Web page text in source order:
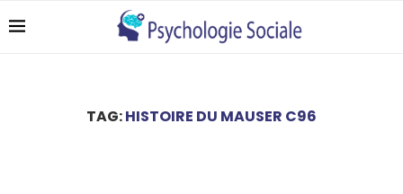
TAG:HISTOIRE DU MAUSER C96